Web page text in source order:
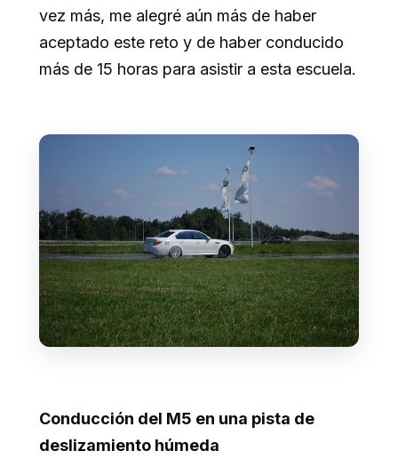
vez más, me alegré aún más de haber
aceptado este reto y de haber conducido
más de 15 horas para asistir a esta escuela.
Conducción del M5 en una pista de
deslizamiento húmeda